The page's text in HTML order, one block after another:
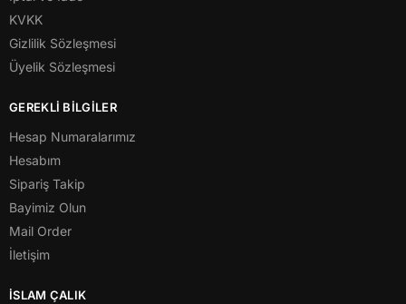
KVKK
Gizlilik Sözleşmesi
Üyelik Sözleşmesi
GEREKLİ BİLGİLER
Hesap Numaralarımız
Hesabım
Sipariş Takip
Bayimiz Olun
Mail Order
İletişim
İSLAM ÇALIK